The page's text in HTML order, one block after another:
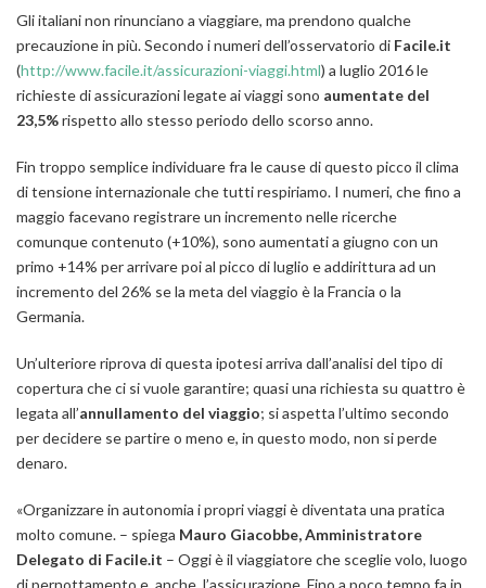
Gli italiani non rinunciano a viaggiare, ma prendono qualche
precauzione in più. Secondo i numeri dell’osservatorio di Facile.it
(http://www.facile.it/assicurazioni-viaggi.html) a luglio 2016 le
richieste di assicurazioni legate ai viaggi sono aumentate del
23,5%rispetto allo stesso periodo dello scorso anno.
Fin troppo semplice individuare fra le cause di questo picco il clima
di tensione internazionale che tutti respiriamo. I numeri, che fino a
maggio facevano registrare un incremento nelle ricerche
comunque contenuto (+10%), sono aumentati a giugno con un
primo +14% per arrivare poi al picco di luglio e addirittura ad un
incremento del 26% se la meta del viaggio è la Francia o la
Germania.
Un’ulteriore riprova di questa ipotesi arriva dall’analisi del tipo di
copertura che ci si vuole garantire; quasi una richiesta su quattro è
legata all’annullamento del viaggio; si aspetta l’ultimo secondo
per decidere se partire o meno e, in questo modo, non si perde
denaro.
«Organizzare in autonomia i propri viaggiè diventata una pratica
molto comune. – spiega Mauro Giacobbe, Amministratore
Delegato di Facile.it – Oggi è il viaggiatore che sceglie volo, luogo
di pernottamento e, anche, l’assicurazione. Fino a poco tempo fa in